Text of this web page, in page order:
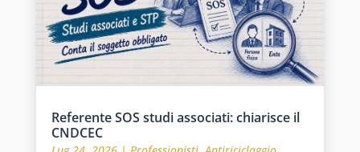
Referente SOS studi associati: chiarisce il
CNDCEC